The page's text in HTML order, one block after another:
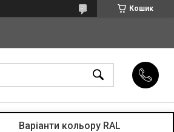
Кошик
Варіанти кольору RAL